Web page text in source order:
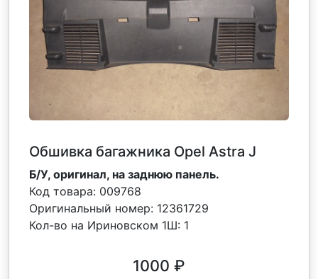
Обшивка багажника Opel Astra J
Б/У, оригинал, на заднюю панель.
Код товара: 009768
Оригинальный номер: 12361729
Кол-во на Ириновском 1Ш: 1
1000 ₽